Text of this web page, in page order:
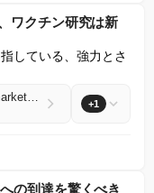
ワクチン研究は新
している、強力とさ
As a weekly anti-HIV pill nears the market, vaccine research faces new hurdles +1
の到達を驚くべき